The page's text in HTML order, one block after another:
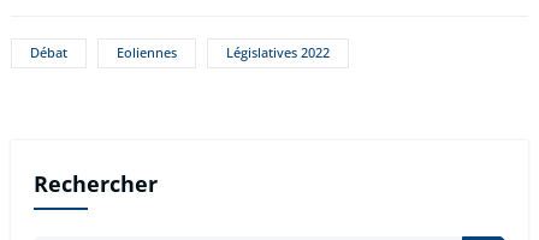
Débat Eoliennes Législatives 2022
Rechercher